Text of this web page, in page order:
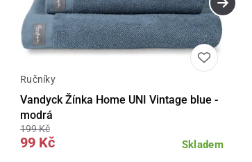
Ručníky
Vandyck Žínka Home UNI Vintage blue -
modrá
Skladem
199 Kč
99 Kč